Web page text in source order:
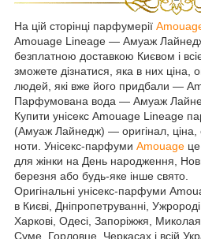
На цій сторінці парфумерії
Amouage Lineage — Амуаж
безплатною доставкою Києвом і
зможете дізнатися, яка в них ціна,
людей, які вже його придбали —
Парфумована вода — Амуаж
Купити унісекс Amouage Lineage
(Амуаж Лайнедж) — оригінал, ціна,
ноти. Унісекс-парфуми Amouage
для жінки на День народження,
березня або будь-яке інше свято.
Оригінальні унісекс-парфуми
в Києві, Дніпропетруванні,
Харкові, Одесі, Запоріжжя,
Суме, Горловце, Черкасах і всій